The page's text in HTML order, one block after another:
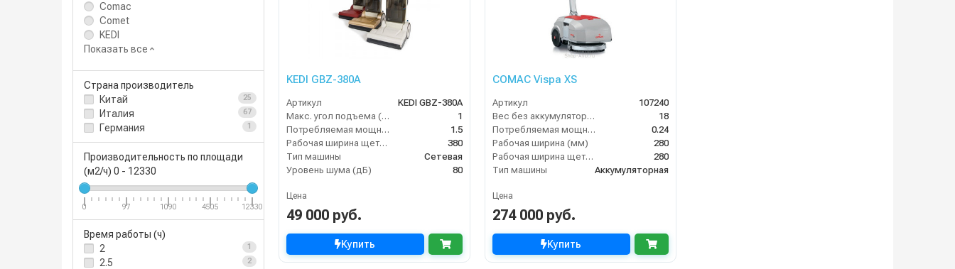
Comac
Comet
KEDI
Показать все
Страна производитель
Китай
25
Италия 67
Германия 1
Производительность по площади
(м2/ч) 0 - 12330
0 97 1090 4505 12330
Время работы (ч)
2
1
2.5 2
KEDI GBZ-380A
Артикул
KEDI GBZ-380A
Макс. угол подъема (%)
1
Потребляемая мощность (кВт)
1.5
Рабочая ширина щеток (мм)
380
Тип машины
Сетевая
Уровень шума (дБ)
80
Цена
49 000 руб.
Купить
COMAC Vispa XS
Артикул
107240
Вес без аккумуляторов (кг)
18
Потребляемая мощность (кВт)
0.24
Рабочая ширина (мм)
280
Рабочая ширина щеток (мм)
280
Тип машины
Аккумуляторная
Цена
274 000 руб.
Купить